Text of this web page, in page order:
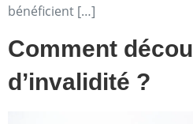
bénéficient […]
Comment
d’invalidité ?